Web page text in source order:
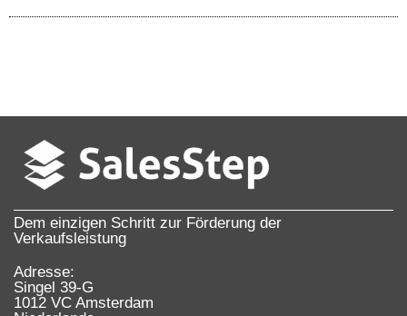
Dem einzigen Schritt zur Förderung der
Verkaufsleistung
Adresse:
Singel 39-G
1012 VC Amsterdam